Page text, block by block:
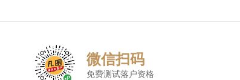
微信扫码
免费测试落户资格